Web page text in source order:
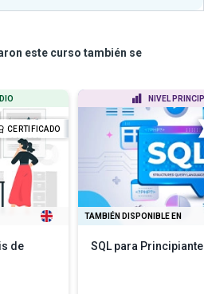
este curso también se
CERTIFICADO
de
NIVEL
TAMBIÉN DISPONIBLE EN
SQL para